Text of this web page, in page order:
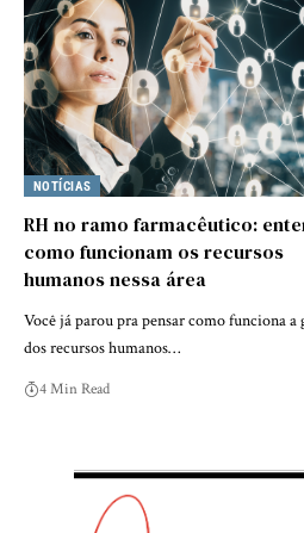
NOTÍCIAS
RH no ramo farmacêutico:
como funcionam os recursos
humanos nessa área
Você já parou pra pensar como funciona a
dos recursos humanos…
4 Min Read